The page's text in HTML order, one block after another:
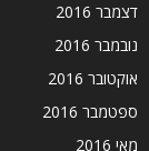
דצמבר 2016
נובמבר 2016
אוקטובר 2016
ספטמבר 2016
מאי 2016